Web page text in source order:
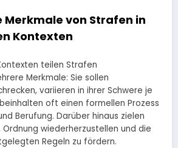
Merkmale von Strafen in
Kontexten
teilen Strafen
Merkmale: Sie sollen
variieren in ihrer Schwere je
oft einen formellen Prozess
Berufung. Darüber hinaus zielen
wiederherzustellen und die
Regeln zu fördern.